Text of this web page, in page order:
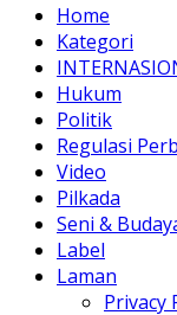
Home
Kategori
Hukum
Politik
Regulasi
Video
Pilkada
Seni &
Label
Laman
Privacy